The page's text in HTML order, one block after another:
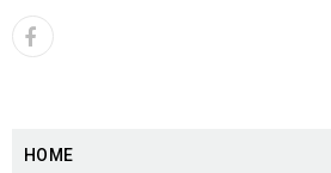
HOME